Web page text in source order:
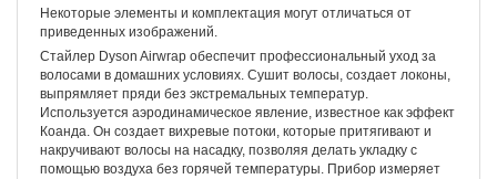
Некоторые элементы и комплектация могут отличаться от
приведенных изображений.
Стайлер Dyson Airwrap обеспечит профессиональный уход за
волосами в домашних условиях. Сушит волосы, создает локоны,
выпрямляет пряди без экстремальных температур.
Используется аэродинамическое явление, известное как эффект
Коанда. Он создает вихревые потоки, которые притягивают и
накручивают волосы на насадку, позволяя делать укладку с
помощью воздуха без горячей температуры. Прибор измеряет